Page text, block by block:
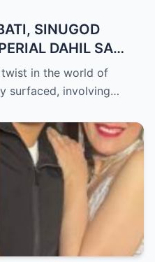
SINUGOD
DAHIL SA
KAY RICHARD
Komprontasyon,
Girian!
in the world of
surfaced, involving…